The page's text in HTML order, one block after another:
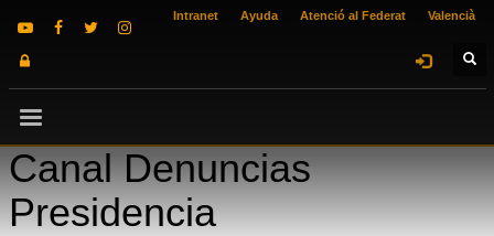
Intranet Ayuda Atenció al Federat Valencià
Canal Denuncias
Presidencia